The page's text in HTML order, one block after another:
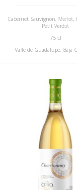
Cabernet Sauvignon, Merlot,
Petit Verdot
75 cl
Valle de Guadalupe, Baja